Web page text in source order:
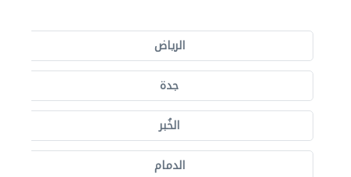
الرياض
جدة
الخُبر
الدمام